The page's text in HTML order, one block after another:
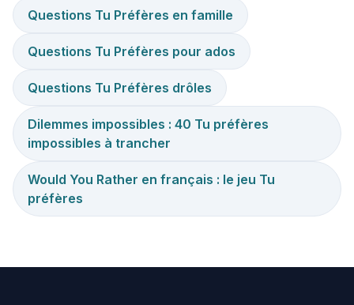
Questions Tu Préfères en famille
Questions Tu Préfères pour ados
Questions Tu Préfères drôles
Dilemmes impossibles : 40 Tu préfères
impossibles à trancher
Would You Rather en français : le jeu Tu
préfères